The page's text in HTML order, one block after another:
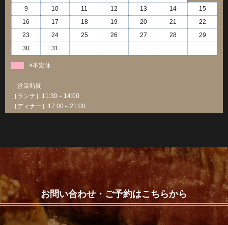
9
10 11 12 13 14
15
16
17 18 19 20 21
22
23
24 25 26 27 28
29
30
31
※不定休
－営業時間－
［ランチ］11:30～14:00
［ディナー］17:00～21:00
お問い合わせ・ご予約はこちらから